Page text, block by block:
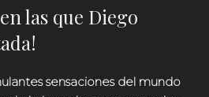
las que Diego
sensaciones del mundo